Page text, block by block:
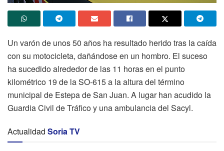
Un varón de unos 50 años ha resultado herido tras la caída
con su motocicleta, dañándose en un hombro. El suceso
ha sucedido alrededor de las 11 horas en el punto
kilométrico 19 de la SO-615 a la altura del término
municipal de Estepa de San Juan. A lugar han acudido la
Guardia Civil de Tráfico y una ambulancia del Sacyl.
Actualidad Soria TV